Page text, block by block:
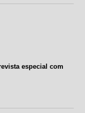
especial com